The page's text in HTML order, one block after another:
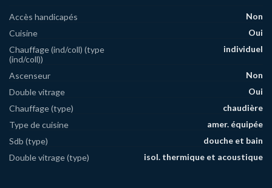
Accès handicapés
Non
Cuisine
Oui
Chauffage (ind/coll) (type
(ind/coll))
individuel
Ascenseur
Non
Double vitrage
Oui
Chauffage (type)
chaudière
Type de cuisine
amer. équipée
Sdb (type)
douche et bain
Double vitrage (type)
isol. thermique et acoustique